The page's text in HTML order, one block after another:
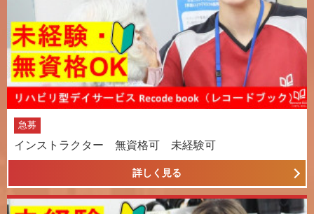
急募
インストラクター 無資格可 未経験可
詳しく見る